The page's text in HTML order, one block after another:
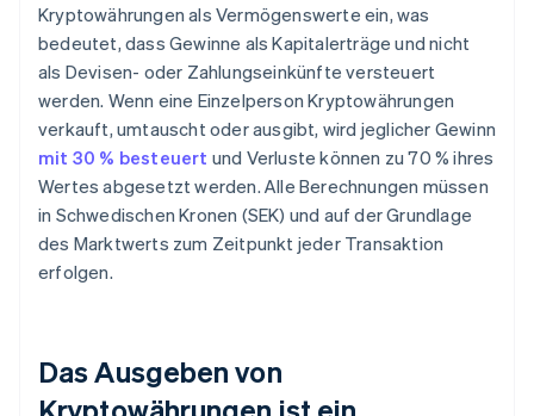
Kryptowährungen als Vermögenswerte ein, was
bedeutet, dass Gewinne als Kapitalerträge und nicht
als Devisen- oder Zahlungseinkünfte versteuert
werden. Wenn eine Einzelperson Kryptowährungen
verkauft, umtauscht oder ausgibt, wird jeglicher Gewinn
mit 30 % besteuert und Verluste können zu 70 % ihres
Wertes abgesetzt werden. Alle Berechnungen müssen
in Schwedischen Kronen (SEK) und auf der Grundlage
des Marktwerts zum Zeitpunkt jeder Transaktion
erfolgen.
Das Ausgeben von